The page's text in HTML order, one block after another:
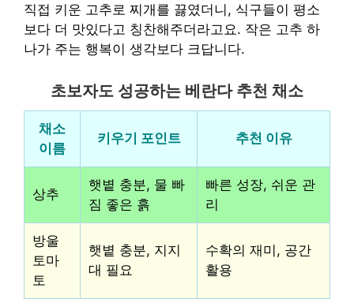
직접 키운 고추로 찌개를 끓였더니, 식구들이 평소
보다 더 맛있다고 칭찬해주더라고요. 작은 고추 하
나가 주는 행복이 생각보다 크답니다.
초보자도 성공하는 베란다 추천 채소
채소
이름
키우기 포인트 추천 이유
상추
햇볕 충분, 물 빠
짐 좋은 흙
빠른 성장, 쉬운 관
리
방울
토마
토
햇볕 충분, 지지
대 필요
수확의 재미, 공간
활용